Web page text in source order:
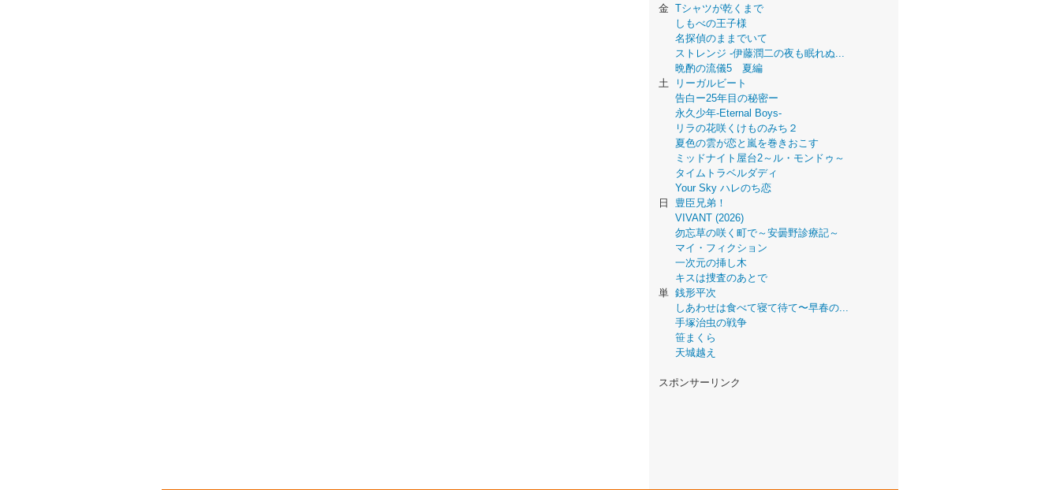
金 Tシャツが乾くまで
しもべの王子様
名探偵のままでいて
ストレンジ -伊藤潤二の夜も眠れぬ...
晩酌の流儀5 夏編
土
リーガルビート
告白ー25年目の秘密ー
永久少年-Eternal Boys-
リラの花咲くけものみち２
夏色の雲が恋と嵐を巻きおこす
ミッドナイト屋台2～ル・モンドゥ～
タイムトラベルダディ
Your Sky ハレのち恋
日
豊臣兄弟！
VIVANT (2026)
勿忘草の咲く町で～安曇野診療記～
マイ・フィクション
一次元の挿し木
キスは捜査のあとで
単 銭形平次
しあわせは食べて寝て待て〜早春の...
手塚治虫の戦争
笹まくら
天城越え
スポンサーリンク